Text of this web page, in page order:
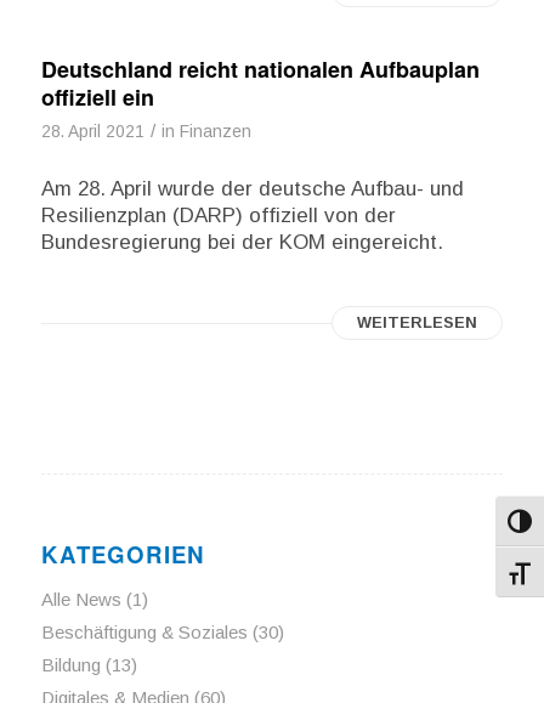
Deutschland reicht nationalen Aufbauplan
offiziell ein
28. April 2021 / in Finanzen
Am 28. April wurde der deutsche Aufbau- und
Resilienzplan (DARP) offiziell von der
Bundesregierung bei der KOM eingereicht.
WEITERLESEN
KATEGORIEN
Alle News (1)
Beschäftigung & Soziales (30)
Bildung (13)
Digitales & Medien (60)